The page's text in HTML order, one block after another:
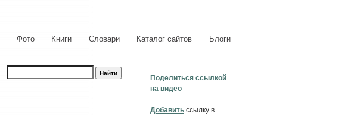
Фото Книги Словари Каталог сайтов Блоги
Поделиться ссылкой
на видео
Добавить ссылку в